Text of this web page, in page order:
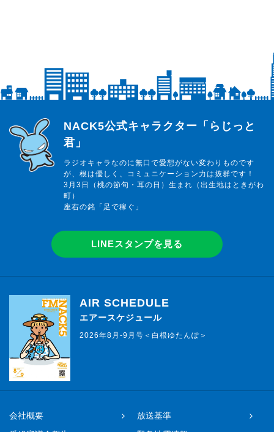
らじっと君
NACK5公式キャラクター「らじっと
君」
ラジオキャラなのに無口で愛想がない変わりものです
が、根は優しく、コミュニケーション力は抜群です！
3月3日（桃の節句・耳の日）生まれ（出生地はときがわ
町）
座右の銘「足で稼ぐ」
LINEスタンプを見る
AIR SCHEDULE
エアースケジュール
2026年8月-9月号＜白根ゆたんぽ＞
会社概要
放送基準